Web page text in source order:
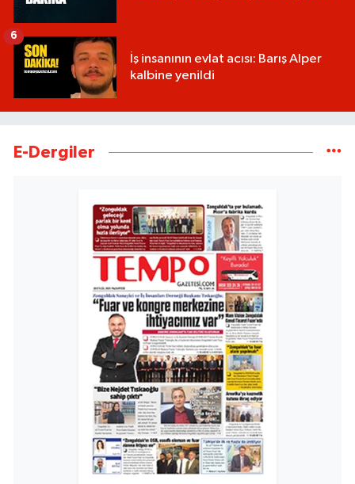
İş insanının evlat acısı: Barış Alper
kalbine yenildi
6
E-Dergiler